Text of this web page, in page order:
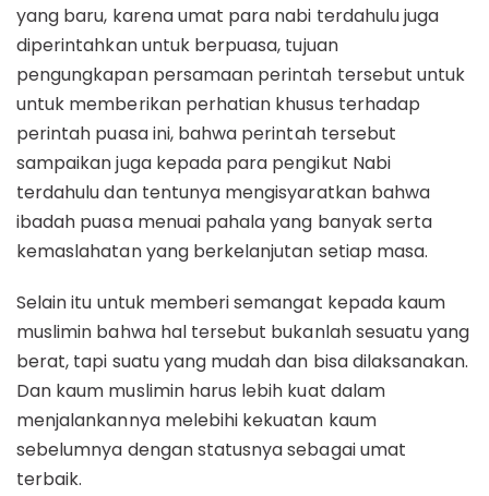
yang baru, karena umat para nabi terdahulu juga
diperintahkan untuk berpuasa, tujuan
pengungkapan persamaan perintah tersebut untuk
untuk memberikan perhatian khusus terhadap
perintah puasa ini, bahwa perintah tersebut
sampaikan juga kepada para pengikut Nabi
terdahulu dan tentunya mengisyaratkan bahwa
ibadah puasa menuai pahala yang banyak serta
kemaslahatan yang berkelanjutan setiap masa.
Selain itu untuk memberi semangat kepada kaum
muslimin bahwa hal tersebut bukanlah sesuatu yang
berat, tapi suatu yang mudah dan bisa dilaksanakan.
Dan kaum muslimin harus lebih kuat dalam
menjalankannya melebihi kekuatan kaum
sebelumnya dengan statusnya sebagai umat
terbaik.